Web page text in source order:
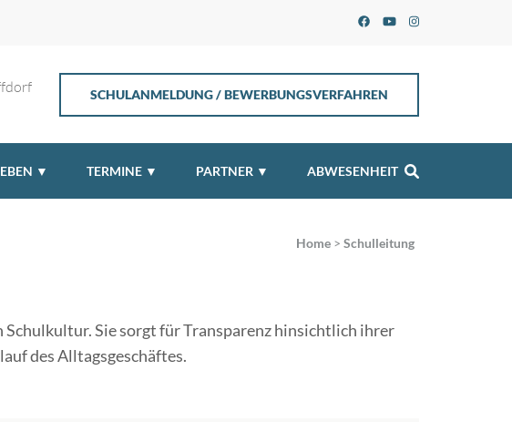
SCHULANMELDUNG / BEWERBUNGSVERFAHREN
▼ TERMINE ▼ PARTNER ▼ ABWESENHEIT
Home > Schulleitung
Sie sorgt für Transparenz hinsichtlich ihrer
des Alltagsgeschäftes.